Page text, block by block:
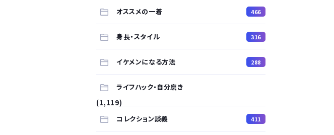
オススメの一着 466
身長・スタイル 316
イケメンになる方法 288
ライフハック・自分磨き
(1,119)
コレクション談義
411